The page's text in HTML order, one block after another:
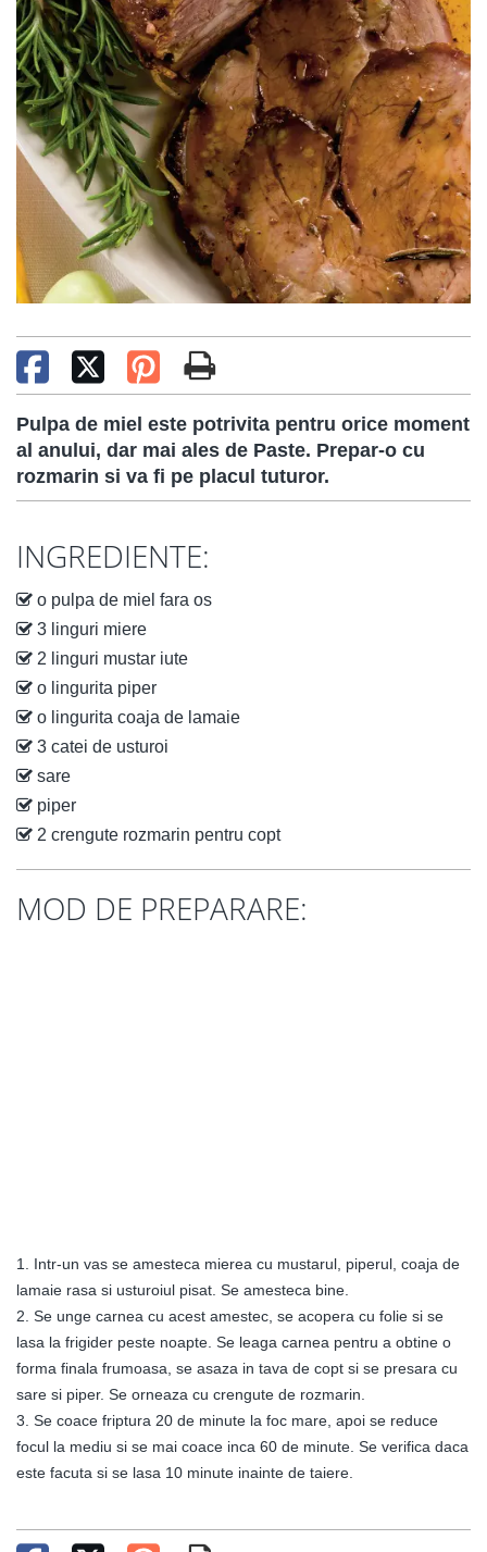
Pulpa de miel este potrivita pentru orice moment
al anului, dar mai ales de Paste. Prepar-o cu
rozmarin si va fi pe placul tuturor.
INGREDIENTE:
o pulpa de miel fara os
3 linguri miere
2 linguri mustar iute
o lingurita piper
o lingurita coaja de lamaie
3 catei de usturoi
sare
piper
2 crengute rozmarin pentru copt
MOD DE PREPARARE:
1. Intr-un vas se amesteca mierea cu mustarul, piperul, coaja de
lamaie rasa si usturoiul pisat. Se amesteca bine.
2. Se unge carnea cu acest amestec, se acopera cu folie si se
lasa la frigider peste noapte. Se leaga carnea pentru a obtine o
forma finala frumoasa, se asaza in tava de copt si se presara cu
sare si piper. Se orneaza cu crengute de rozmarin.
3. Se coace friptura 20 de minute la foc mare, apoi se reduce
focul la mediu si se mai coace inca 60 de minute. Se verifica daca
este facuta si se lasa 10 minute inainte de taiere.